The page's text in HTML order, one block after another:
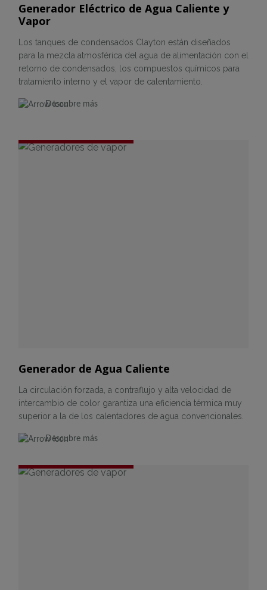
Generador Eléctrico de Agua Caliente y
Vapor
Los tanques de condensados Clayton están diseñados
para la mezcla atmosférica del agua de alimentación con el
retorno de condensados, los compuestos químicos para
tratamiento interno y el vapor de calentamiento.
Descubre más
Generador de Agua Caliente
La circulación forzada, a contraflujo y alta velocidad de
intercambio de color garantiza una eficiencia térmica muy
superior a la de los calentadores de agua convencionales.
Descubre más